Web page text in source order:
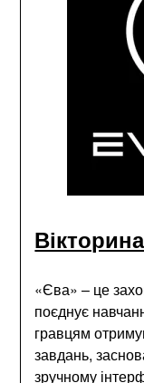
«Єва» – це
поєднує
гравцям
завдань,
зручному